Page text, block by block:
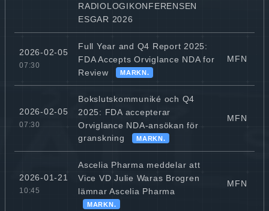
RADIOLOGIKONFERENSEN
ESGAR 2026
2026-02-05
07:30
Full Year and Q4 Report 2025:
FDA Accepts Orviglance NDA for
Review
MARKN.
MFN
2026-02-05
07:30
Bokslutskommuniké och Q4
2025: FDA accepterar
Orviglance NDA-ansökan för
granskning
MARKN.
MFN
2026-01-21
10:45
Ascelia Pharma meddelar att
Vice VD Julie Waras Brogren
lämnar Ascelia Pharma
MARKN.
MFN